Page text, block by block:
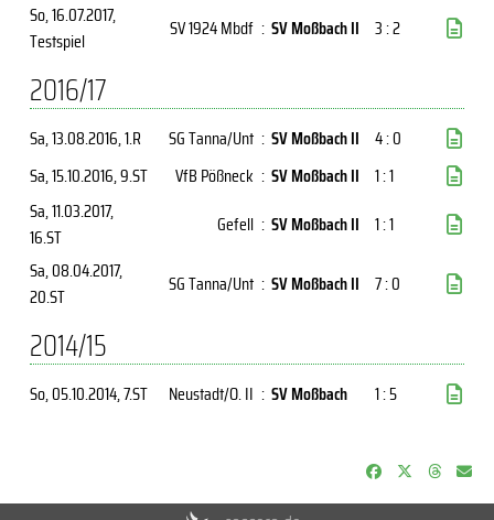
So, 16.07.2017,
Testspiel
SV 1924 Mbdf : SV Moßbach II 3 : 2
2016/17
Sa, 13.08.2016, 1.R SG Tanna/Unt : SV Moßbach II 4 : 0
Sa, 15.10.2016, 9.ST VfB Pößneck : SV Moßbach II 1 : 1
Sa, 11.03.2017,
16.ST
Gefell : SV Moßbach II 1 : 1
Sa, 08.04.2017,
20.ST
SG Tanna/Unt : SV Moßbach II 7 : 0
2014/15
So, 05.10.2014, 7.ST Neustadt/O. II : SV Moßbach 1 : 5